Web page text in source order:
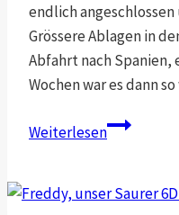
endlich
Grössere Ablagen in
Abfahrt nach Spanien,
Wochen war es dann
WeiterlesenUmbau,
Ankuft